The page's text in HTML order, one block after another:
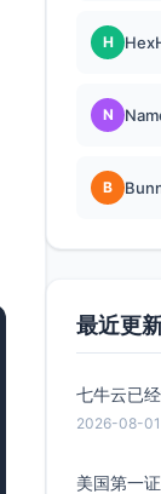
H
N
B
最近更
2026-08-01